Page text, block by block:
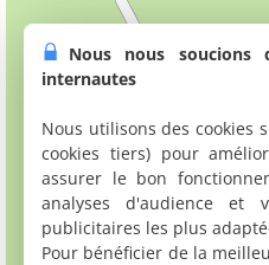
Nous nous
internautes
Nous utilisons des cookies
cookies tiers) pour
assurer le bon
analyses d'audience et
publicitaires les plus
Pour bénéficier de la